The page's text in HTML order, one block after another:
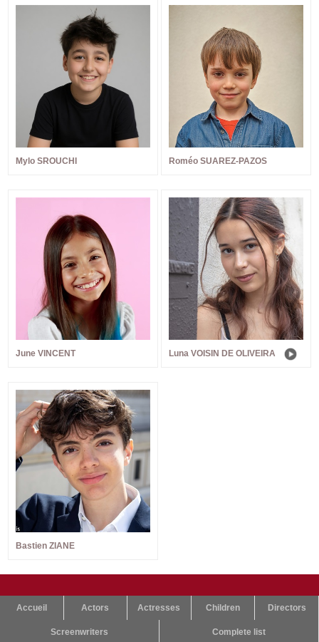
Mylo SROUCHI Roméo SUAREZ-PAZOS
June VINCENT Luna VOISIN DE OLIVEIRA
Bastien ZIANE
Accueil Actors Actresses Children Directors
Screenwriters Complete list